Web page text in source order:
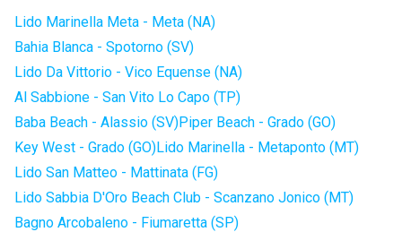
Lido Marinella Meta - Meta (NA)
Bahia Blanca - Spotorno (SV)
Lido Da Vittorio - Vico Equense (NA)
Al Sabbione - San Vito Lo Capo (TP)
Baba Beach - Alassio (SV)Piper Beach - Grado (GO)
Key West - Grado (GO)Lido Marinella - Metaponto (MT)
Lido San Matteo - Mattinata (FG)
Lido Sabbia D'Oro Beach Club - Scanzano Jonico (MT)
Bagno Arcobaleno - Fiumaretta (SP)